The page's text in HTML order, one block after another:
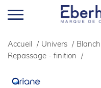
Accueil / Univers /
Repassage - finition
/